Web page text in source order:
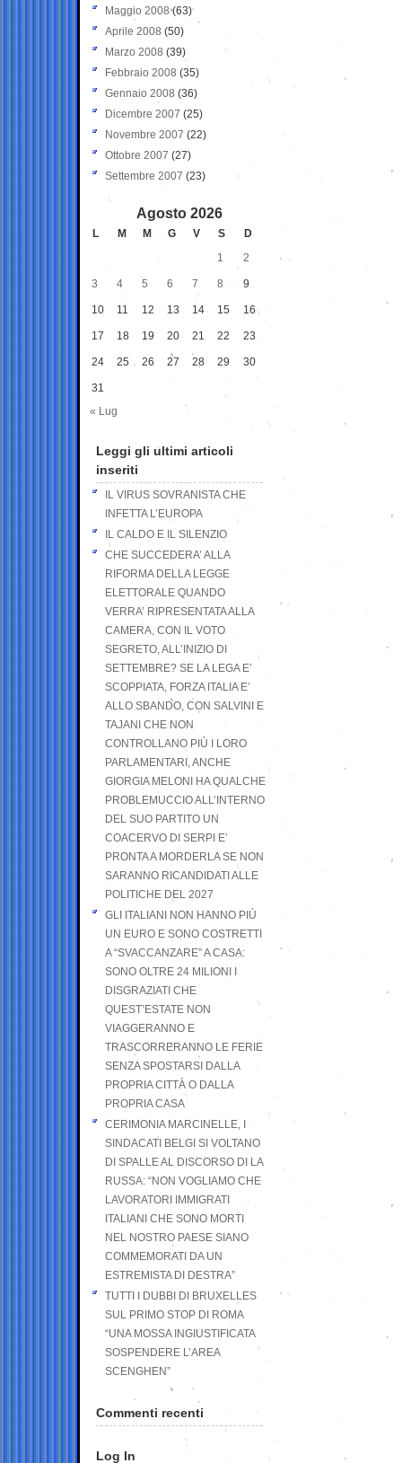
Maggio 2008(63)
Aprile 2008 (50)
Marzo 2008 (39)
Febbraio 2008 (35)
Gennaio 2008 (36)
Dicembre 2007 (25)
Novembre 2007 (22)
Ottobre 2007 (27)
Settembre 2007 (23)
Agosto 2026
L M M G V S
D
1
2
3 4 5 6 7 8 9
10 11 12 13 14 15 16
17 18 19 20 21 22 23
24 25 26 27 28 29 30
31
« Lug
Leggi gli ultimi articoli
inseriti
IL VIRUS SOVRANISTA CHE
INFETTA L’EUROPA
IL CALDO E IL SILENZIO
CHE SUCCEDERA’ ALLA
RIFORMA DELLA LEGGE
ELETTORALE QUANDO
VERRA’ RIPRESENTATA ALLA
CAMERA, CON IL VOTO
SEGRETO, ALL’INIZIO DI
SETTEMBRE? SE LA LEGA E’
SCOPPIATA, FORZA ITALIA E’
ALLO SBANDO, CON SALVINI E
TAJANI CHE NON
CONTROLLANO PIÙ I LORO
PARLAMENTARI, ANCHE
GIORGIA MELONI HA QUALCHE
PROBLEMUCCIO ALL’INTERNO
DEL SUO PARTITO UN
COACERVO DI SERPI E’
PRONTA A MORDERLA SE NON
SARANNO RICANDIDATI ALLE
POLITICHE DEL 2027
GLI ITALIANI NON HANNO PIÙ
UN EURO E SONO COSTRETTI
A “SVACCANZARE” A CASA:
SONO OLTRE 24 MILIONI I
DISGRAZIATI CHE
QUEST’ESTATE NON
VIAGGERANNO E
TRASCORRERANNO LE FERIE
SENZA SPOSTARSI DALLA
PROPRIA CITTÀ O DALLA
PROPRIA CASA
CERIMONIA MARCINELLE, I
SINDACATI BELGI SI VOLTANO
DI SPALLE AL DISCORSO DI LA
RUSSA: “NON VOGLIAMO CHE
LAVORATORI IMMIGRATI
ITALIANI CHE SONO MORTI
NEL NOSTRO PAESE SIANO
COMMEMORATI DA UN
ESTREMISTA DI DESTRA”
TUTTI I DUBBI DI BRUXELLES
SUL PRIMO STOP DI ROMA
“UNA MOSSA INGIUSTIFICATA
SOSPENDERE L’AREA
SCENGHEN”
Commenti recenti
Log In